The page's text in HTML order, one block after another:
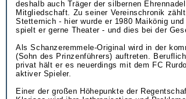
deshalb auch Träger der silbernen
Mitgliedschaft. Zu seiner Vereinschronik
Stetternich - hier wurde er 1980 Maikönig
spielt er gerne Theater - und dies bei der
Als Schanzeremmele-Original wird in der
(Sohn des Prinzenführers) auftreten.
privat hält er es neuerdings mit dem FC
aktiver Spieler.
Einer der großen Höhepunkte der